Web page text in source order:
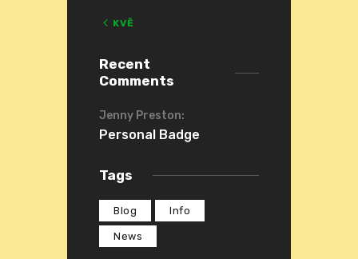
« KVĚ
Recent
Comments
Jenny Preston:
Personal Badge
Tags
Blog Info
News